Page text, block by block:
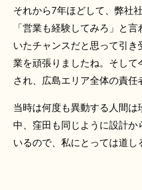
それから7年ほどして、弊社
「営業も経験してみろ」と
いたチャンスだと思って引
業を頑張りましたね。そし
され、広島エリア全体の責任
当時は何度も異動する人間
中、窪田も同じように設計
いるので、私にとっては道し